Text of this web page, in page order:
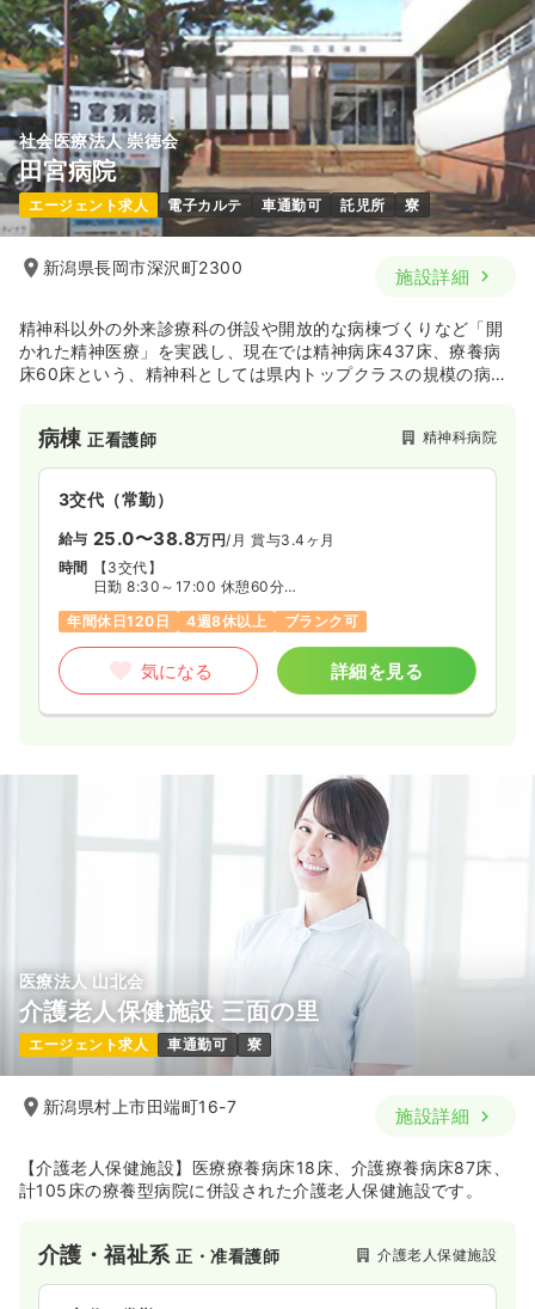
社会医療法人 崇徳会
田宮病院
エージェント求人 電子カルテ 車通勤可 託児所 寮
新潟県長岡市深沢町2300 施設詳細
精神科以外の外来診療科の併設や開放的な病棟づくりなど「開
かれた精神医療」を実践し、現在では精神病床437床、療養病
床60床という、精神科としては県内トップクラスの規模の病院
果として県内初の『精神科救急（スーパー救急）病棟』を2016
年2月に開設。新潟県の南半分（南圏域）の精神疾患に関する救
急医療に貢献する、県を代表する基幹病院としての役割を担っ
ています。
病棟正看護師 精神科病院
3交代（常勤）
給与 25.0〜38.8万円/月 賞与3.4ヶ月
時間
【3交代】
日勤 8:30～17:00 休憩60分
深夜 0:30～9:00 休憩60分
年間休日120日 4週8休以上 ブランク可
気になる 詳細を見る
医療法人 山北会
介護老人保健施設 三面の里
エージェント求人 車通勤可 寮
新潟県村上市田端町16-7 施設詳細
【介護老人保健施設】医療療養病床18床、介護療養病床87床、
計105床の療養型病院に併設された介護老人保健施設です。
介護・福祉系正・准看護師 介護老人保健施設